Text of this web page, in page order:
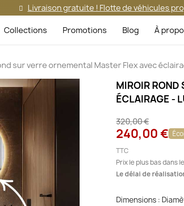
Livraison gratuite ! Flotte de véhicules
Collections Promotions Blog À
sur verre ornemental Master Flex avec
MIROIR ROND
ÉCLAIRAGE -
320,00 €
240,00 €
TTC
Prix le plus bas dans
Le délai de
Dimensions :